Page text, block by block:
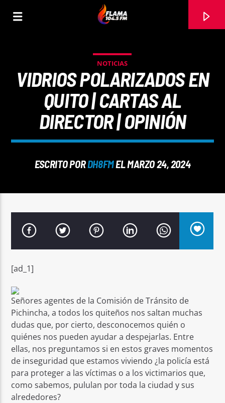
Señal FM
NOTICIAS
VIDRIOS POLARIZADOS EN
QUITO | CARTAS AL
DIRECTOR | OPINIÓN
ESCRITO PORDH8FMEL MARZO 24, 2024
[ad_1]
Señores agentes de la Comisión de Tránsito de
Pichincha, a todos los quiteños nos saltan muchas
dudas que, por cierto, desconocemos quién o
quiénes nos pueden ayudar a despejarlas. Entre
ellas, nos preguntamos si en estos graves momentos
de inseguridad que estamos viviendo ¿la policía está
para proteger a las víctimas o a los victimarios que,
como sabemos, pululan por toda la ciudad y sus
alrededores?